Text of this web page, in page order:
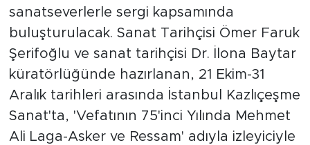
sanatseverlerle sergi kapsamında
buluşturulacak. Sanat Tarihçisi Ömer Faruk
Şerifoğlu ve sanat tarihçisi Dr. İlona Baytar
küratörlüğünde hazırlanan, 21 Ekim-31
Aralık tarihleri arasında İstanbul Kazlıçeşme
Sanat'ta, 'Vefatının 75'inci Yılında Mehmet
Ali Laga-Asker ve Ressam' adıyla izleyiciyle